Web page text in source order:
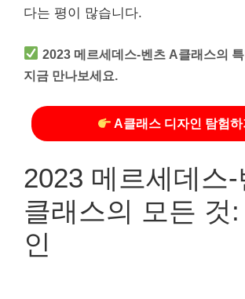
다는 평이 많습니다.
2023 메르세데스-벤츠 A클래스의
지금 만나보세요.
A클래스 디자인 탐험하
2023 메르세데스
클래스의 모든 것
인